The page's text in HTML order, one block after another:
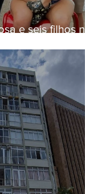
e seis filhos